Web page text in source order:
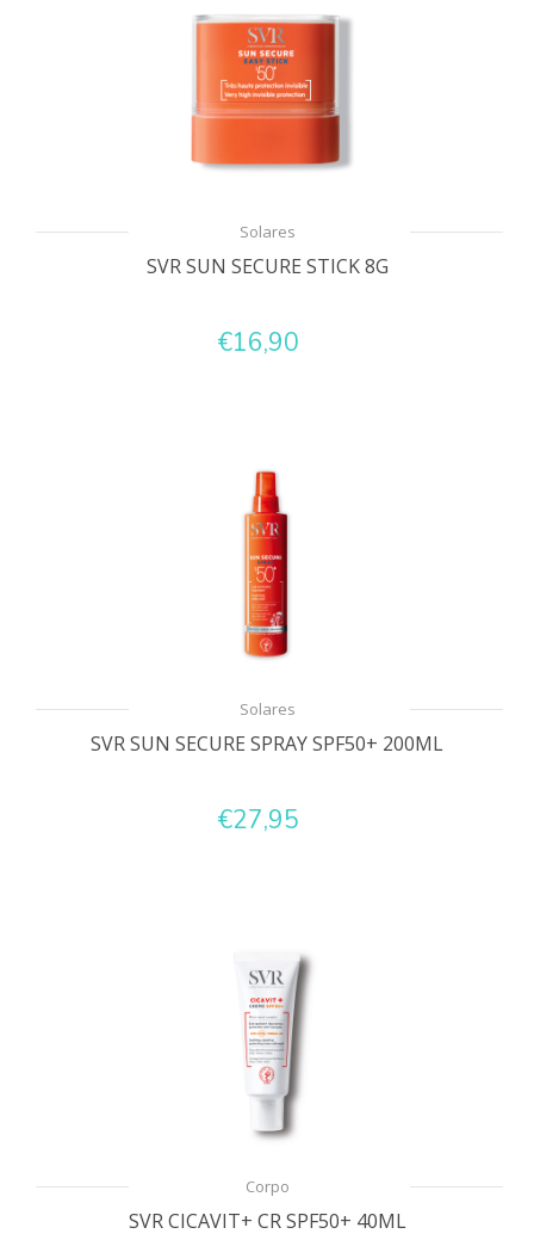
Solares
SVR SUN SECURE STICK 8G
€16,90
Solares
SVR SUN SECURE SPRAY SPF50+ 200ML
€27,95
Corpo
SVR CICAVIT+ CR SPF50+ 40ML